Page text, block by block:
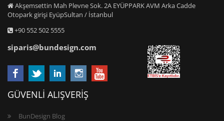
Akşemsettin Mah Plevne Sok. 2A EYÜPPARK AVM Arka Cadde
Otopark girişi EyüpSultan / İstanbul
+90 552 502 5555
siparis@bundesign.com
GÜVENLİ ALIŞVERİŞ
BunDesign Blog